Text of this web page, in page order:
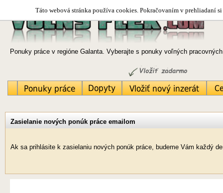
Táto webová stránka používa cookies. Pokračovaním v prehliadaní
Ponuky práce v regióne Galanta. Vyberajte s ponuky voľných
Zasielanie nových ponúk práce emailom
Ak sa prihlásite k zasielaniu nových ponúk práce, budeme Vám každý